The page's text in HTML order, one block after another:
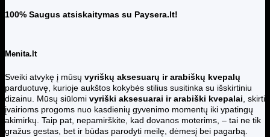
100% Saugus atsiskaitymas su Paysera.lt!
Menita.lt
Sveiki atvykę į mūsų vyriškų aksesuarų ir arabiškų kvepalų
parduotuvę, kurioje aukštos kokybės stilius susitinka su išskirtiniu
dizainu. Mūsų siūlomi vyriški aksesuarai ir arabiški kvepalai , skirti
įvairioms progoms nuo kasdienių gyvenimo momentų iki ypatingų
akimirkų. Taip pat, nepamirškite, kad dovanos moterims, – tai ne tik
gražus gestas, bet ir būdas parodyti meilę, dėmesį bei pagarbą.